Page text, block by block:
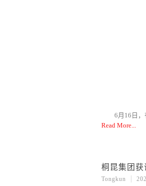
6月16日
Read More
桐昆集团获
Tongkun